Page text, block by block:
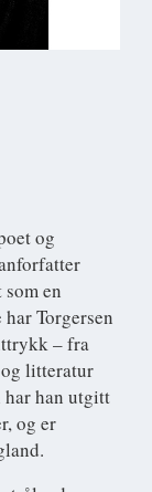
og
en
Torgersen
– fra
litteratur
har han utgitt
og er